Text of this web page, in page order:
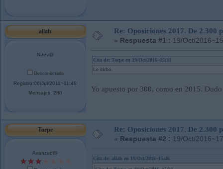
aliah
Nuev@
Desconectado
Registro:06/Jul/2011~11:48
Mensajes: 280
Re: Oposiciones 2017. De 2.300
« Respuesta #1 : 19/Oct/
Cita de: Torpe en 19/Oct/2016~15:31
Lo dicho.
Yo apuesto por 300, como en 2015.
Torpe
Avanzad@
Re: Oposiciones 2017. De 2.300
« Respuesta #2 : 19/Oct/
Cita de: aliah en 19/Oct/2016~15:46